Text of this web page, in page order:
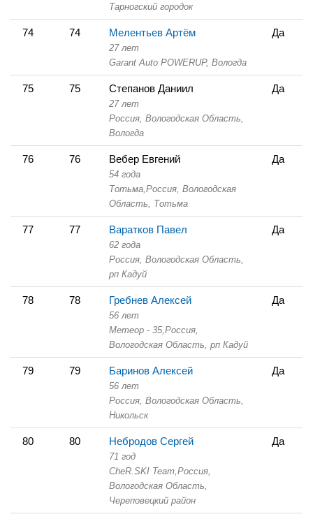
Тарногский городок
74 74 Мелентьев Артём
27 лет
Garant Auto POWERUP, Вологда
Да
75 75 Степанов Даниил
27 лет
Россия, Вологодская Область,
Вологда
Да
76 76 Вебер Евгений
54 года
Тотьма, Россия, Вологодская
Область,
Тотьма
Да
77 77 Варатков Павел
62 года
Россия, Вологодская Область,
рп Кадуй
Да
78 78 Гребнев Алексей
56 лет
Метеор - 35, Россия,
Вологодская Область, рп Кадуй
Да
79 79 Баринов Алексей
56 лет
Россия, Вологодская Область,
Никольск
Да
80 80 Небродов Сергей
71 год
CheR.SKI Team, Россия,
Вологодская Область,
Череповецкий район
Да